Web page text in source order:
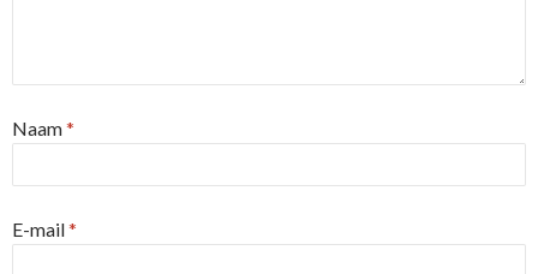
Naam*
E-mail*